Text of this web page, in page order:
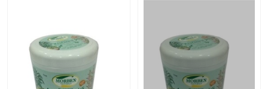
Hastane Mobilyaları
Kişisel Bakım ve Sağlık